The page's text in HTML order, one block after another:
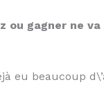
ou gagner ne
eu beaucoup